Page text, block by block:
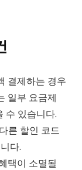
결제하는 경우
일부 요금제
수 있습니다.
른 할인 코드
다.
택이 소멸될